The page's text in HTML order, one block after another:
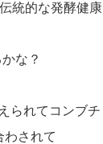
統的な発酵健康
な？
られてコンブチ
わされて